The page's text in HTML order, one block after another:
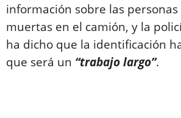
información sobre las
muertas en el camión, y la
ha dicho que la identificación
que será un “trabajo largo”.